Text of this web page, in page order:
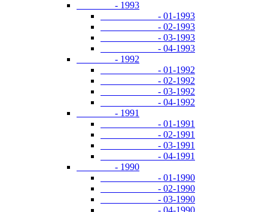
- 1993
- 01-1993
- 02-1993
- 03-1993
- 04-1993
- 1992
- 01-1992
- 02-1992
- 03-1992
- 04-1992
- 1991
- 01-1991
- 02-1991
- 03-1991
- 04-1991
- 1990
- 01-1990
- 02-1990
- 03-1990
- 04-1990